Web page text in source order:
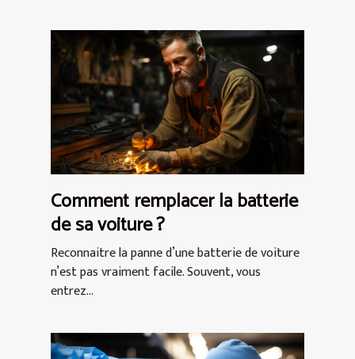
Comment remplacer la batterie
de sa voiture ?
Reconnaitre la panne d’une batterie de voiture
n’est pas vraiment facile. Souvent, vous
entrez...